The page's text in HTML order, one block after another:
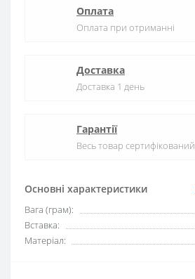
Основні характеристики
Вага (грам):
Вставка:
Матеріал:
Оплата
Оплата при отриманні
Доставка
Доставка 1 день
Гарантії
Весь товар сертифікований